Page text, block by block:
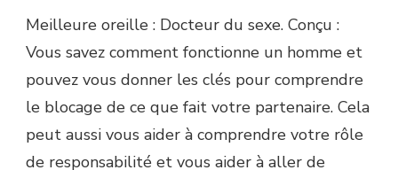
Meilleure oreille : Docteur du sexe. Conçu :
Vous savez comment fonctionne un homme et
pouvez vous donner les clés pour comprendre
le blocage de ce que fait votre partenaire. Cela
peut aussi vous aider à comprendre votre rôle
de responsabilité et vous aider à aller de